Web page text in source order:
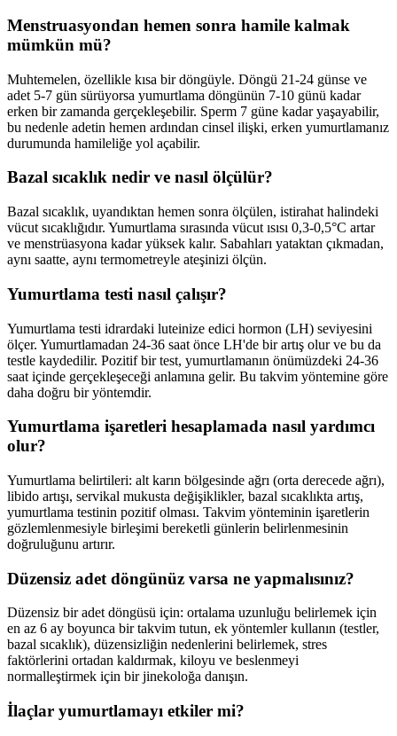
Menstruasyondan hemen sonra hamile kalmak
mümkün mü?
Muhtemelen, özellikle kısa bir döngüyle. Döngü 21-24 günse ve
adet 5-7 gün sürüyorsa yumurtlama döngünün 7-10 günü kadar
erken bir zamanda gerçekleşebilir. Sperm 7 güne kadar yaşayabilir,
bu nedenle adetin hemen ardından cinsel ilişki, erken yumurtlamanız
durumunda hamileliğe yol açabilir.
Bazal sıcaklık nedir ve nasıl ölçülür?
Bazal sıcaklık, uyandıktan hemen sonra ölçülen, istirahat halindeki
vücut sıcaklığıdır. Yumurtlama sırasında vücut ısısı 0,3-0,5°C artar
ve menstrüasyona kadar yüksek kalır. Sabahları yataktan çıkmadan,
aynı saatte, aynı termometreyle ateşinizi ölçün.
Yumurtlama testi nasıl çalışır?
Yumurtlama testi idrardaki luteinize edici hormon (LH) seviyesini
ölçer. Yumurtlamadan 24-36 saat önce LH'de bir artış olur ve bu da
testle kaydedilir. Pozitif bir test, yumurtlamanın önümüzdeki 24-36
saat içinde gerçekleşeceği anlamına gelir. Bu takvim yöntemine göre
daha doğru bir yöntemdir.
Yumurtlama işaretleri hesaplamada nasıl yardımcı
olur?
Yumurtlama belirtileri: alt karın bölgesinde ağrı (orta derecede ağrı),
libido artışı, servikal mukusta değişiklikler, bazal sıcaklıkta artış,
yumurtlama testinin pozitif olması. Takvim yönteminin işaretlerin
gözlemlenmesiyle birleşimi bereketli günlerin belirlenmesinin
doğruluğunu artırır.
Düzensiz adet döngünüz varsa ne yapmalısınız?
Düzensiz bir adet döngüsü için: ortalama uzunluğu belirlemek için
en az 6 ay boyunca bir takvim tutun, ek yöntemler kullanın (testler,
bazal sıcaklık), düzensizliğin nedenlerini belirlemek, stres
faktörlerini ortadan kaldırmak, kiloyu ve beslenmeyi
normalleştirmek için bir jinekoloğa danışın.
İlaçlar yumurtlamayı etkiler mi?